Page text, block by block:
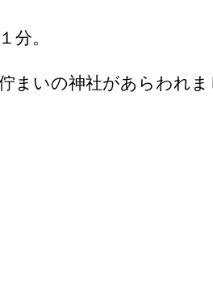
分。
まいの神社があらわれま